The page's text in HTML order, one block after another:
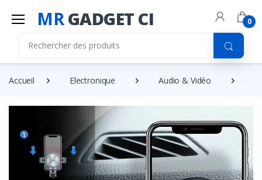
MRGADGET CI 0
Accueil Electronique Audio & Vidéo